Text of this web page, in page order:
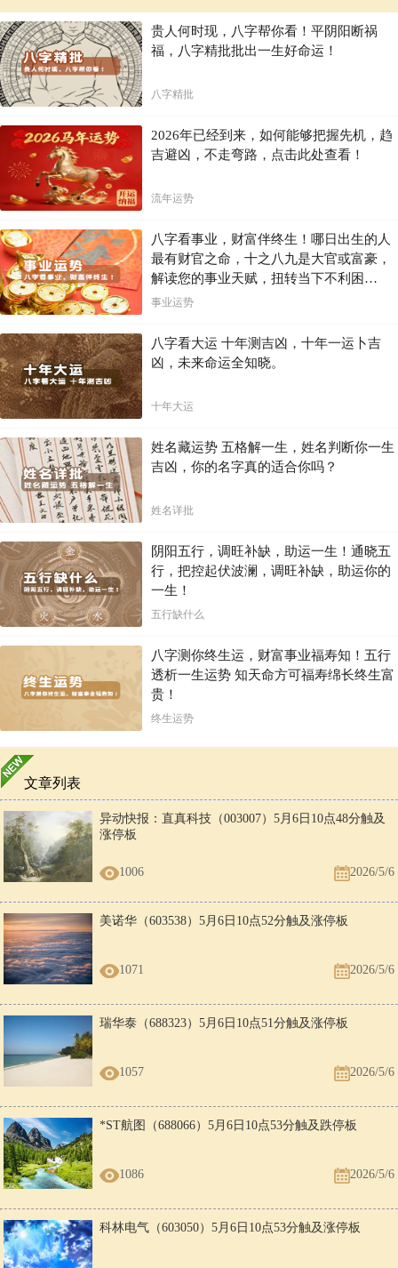
贵人何时现，八字帮你看！平阴阳断祸
福，八字精批批出一生好命运！
八字精批
2026年已经到来，如何能够把握先机，趋
吉避凶，不走弯路，点击此处查看！
流年运势
八字看事业，财富伴终生！哪日出生的人
最有财官之命，十之八九是大官或富豪，
解读您的事业天赋，扭转当下不利困
局！！
事业运势
八字看大运 十年测吉凶，十年一运卜吉
凶，未来命运全知晓。
十年大运
姓名藏运势 五格解一生，姓名判断你一生
吉凶，你的名字真的适合你吗？
姓名详批
阴阳五行，调旺补缺，助运一生！通晓五
行，把控起伏波澜，调旺补缺，助运你的
一生！
五行缺什么
八字测你终生运，财富事业福寿知！五行
透析一生运势 知天命方可福寿绵长终生富
贵！
终生运势
文章列表
异动快报：直真科技（003007）5月6日10点48分触及
涨停板
1006 2026/5/6
美诺华（603538）5月6日10点52分触及涨停板
1071 2026/5/6
瑞华泰（688323）5月6日10点51分触及涨停板
1057 2026/5/6
*ST航图（688066）5月6日10点53分触及跌停板
1086 2026/5/6
科林电气（603050）5月6日10点53分触及涨停板